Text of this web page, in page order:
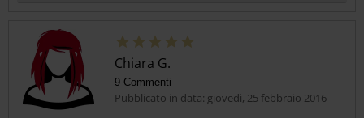
Chiara G.
9 Commenti
Pubblicato in data: giovedì, 25 febbraio 2016